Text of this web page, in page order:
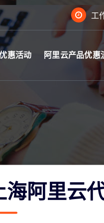
工
惠活动 阿里云产品优惠
阿里云